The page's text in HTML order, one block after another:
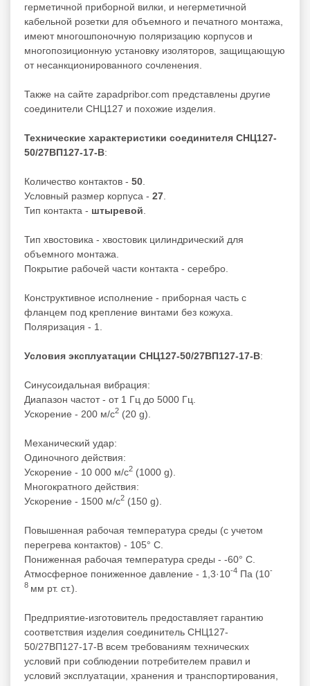
герметичной приборной вилки, и негерметичной
кабельной розетки для объемного и печатного монтажа,
имеют многошпоночную поляризацию корпусов и
многопозиционную установку изоляторов, защищающую
от несанкционированного сочленения.
Также на сайте zapadpribor.com представлены другие
соединители СНЦ127 и похожие изделия.
Технические характеристики соединителя СНЦ127-
50/27ВП127-17-В:
Количество контактов - 50
Условный размер корпуса - 27
Тип контакта - штыревой
Тип хвостовика - хвостовик цилиндрический для
объемного монтажа.
Покрытие рабочей части контакта - серебро.
Конструктивное исполнение - приборная часть с
фланцем под крепление винтами без кожуха.
Поляризация - 1.
Условия эксплуатации СНЦ127-50/27ВП127-17-В:
Синусоидальная вибрация:
Диапазон частот - от 1 Гц до 5000 Гц.
Ускорение - 200 м/с2 (20 g).
Механический удар:
Одиночного действия:
Ускорение - 10 000 м/с2 (1000 g).
Многократного действия:
Ускорение - 1500 м/с2 (150 g).
Повышенная рабочая температура среды (с учетом
перегрева контактов) - 105° С.
Пониженная рабочая температура среды - -60° С.
Атмосферное пониженное давление - 1,3·10-4 Па (10-
8 мм рт. ст.).
Предприятие-изготовитель предоставляет гарантию
соответствия изделия соединитель СНЦ127-
50/27ВП127-17-В всем требованиям технических
условий при соблюдении потребителем правил и
условий эксплуатации, хранения и транспортирования,